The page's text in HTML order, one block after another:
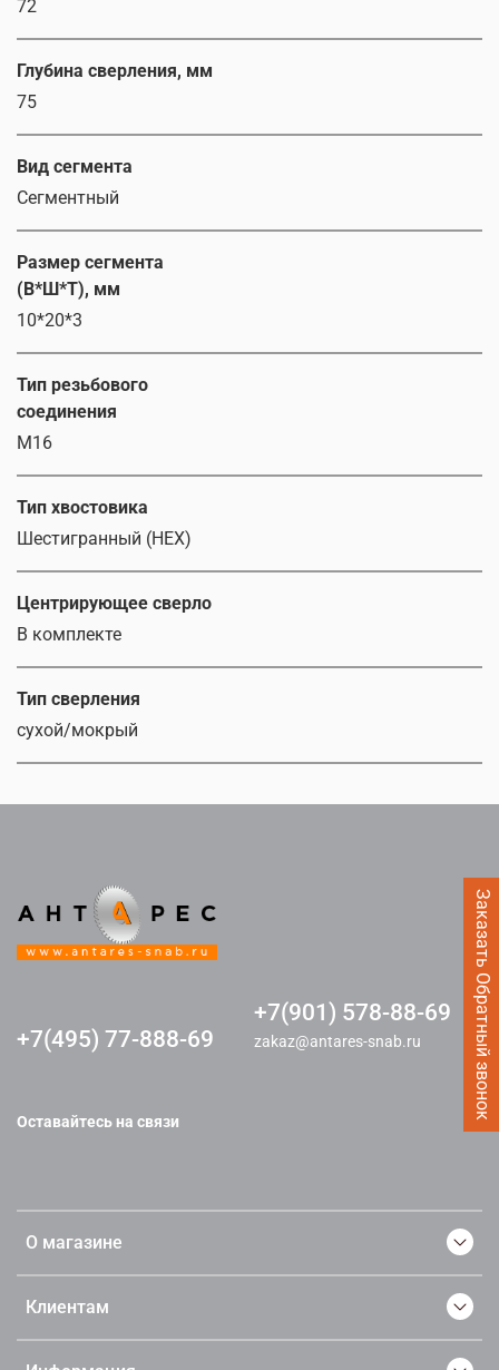
Заказать Обратный звонок
72
Глубина сверления, мм
75
Вид сегмента
Сегментный
Размер сегмента
(В*Ш*Т), мм
10*20*3
Тип резьбового
соединения
М16
Тип хвостовика
Шестигранный (HEX)
Центрирующее сверло
В комплекте
Тип сверления
сухой/мокрый
О магазине
Клиентам
+7(495) 77-888-69
+7(901) 578-88-69
zakaz@antares-snab.ru
Оставайтесь на связи